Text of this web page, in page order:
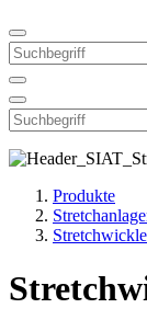
Produkte